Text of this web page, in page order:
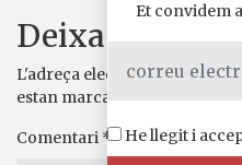
Deixa un
L'adreça electrònica no es
estan marcats amb*
Comentari *
Et convidem
He llegit i